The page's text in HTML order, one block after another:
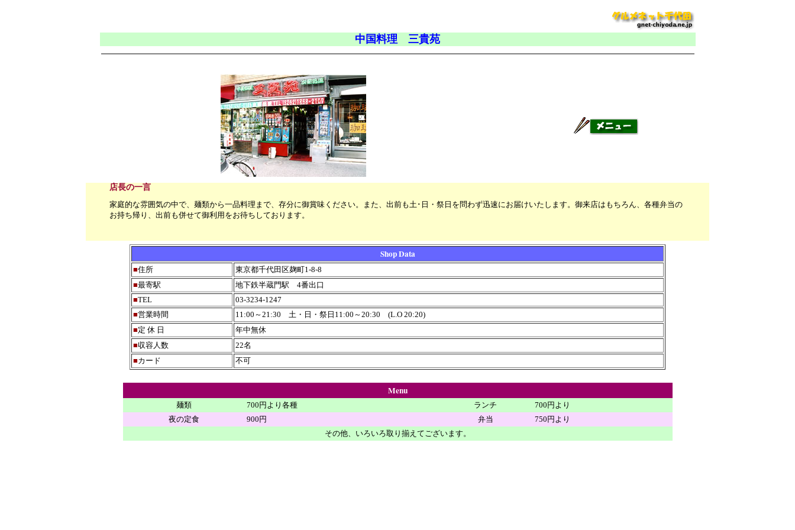
中国料理 三貴苑
店長の一言
家庭的な雰囲気の中で、麺類から一品料理まで、存分に御賞味ください。また、出前も土･日・祭日を問わず迅速にお届けいたします。御来店はもちろん、各種弁当の
お持ち帰り、出前も併せて御利用をお待ちしております。
Shop Data
■住所
東京都千代田区麹町1-8-8
■最寄駅
地下鉄半蔵門駅 4番出口
■TEL
03-3234-1247
■営業時間
11:00～21:30 土・日・祭日11:00～20:30 (L.O 20:20)
■定 休 日
年中無休
■収容人数
22名
■カード 不可
Menu
麺類 700円より各種 ランチ
700円より
夜の定食
900円 弁当
750円より
その他、いろいろ取り揃えてございます。